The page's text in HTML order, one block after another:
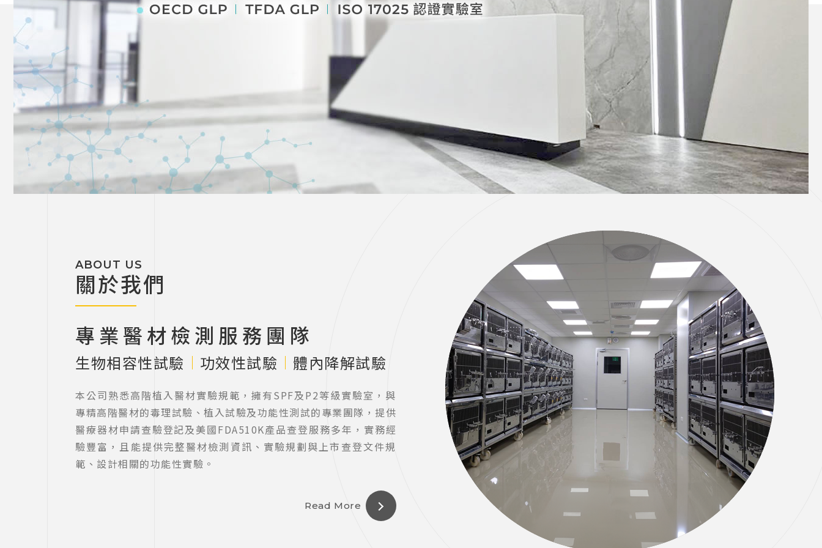
ABOUT US
關於我們
專業醫材檢測服務團隊
生物相容性試驗 功效性試驗 體內降解試驗
本公司熟悉高階植入醫材實驗規範，擁有SPF及P2等級實驗室，與
專精高階醫材的毒理試驗、植入試驗及功能性測試的專業團隊，提供
醫療器材申請查驗登記及美國FDA510K產品查登服務多年，實務經
驗豐富，且能提供完整醫材檢測資訊、實驗規劃與上市查登文件規
範、設計相關的功能性實驗。
Read More